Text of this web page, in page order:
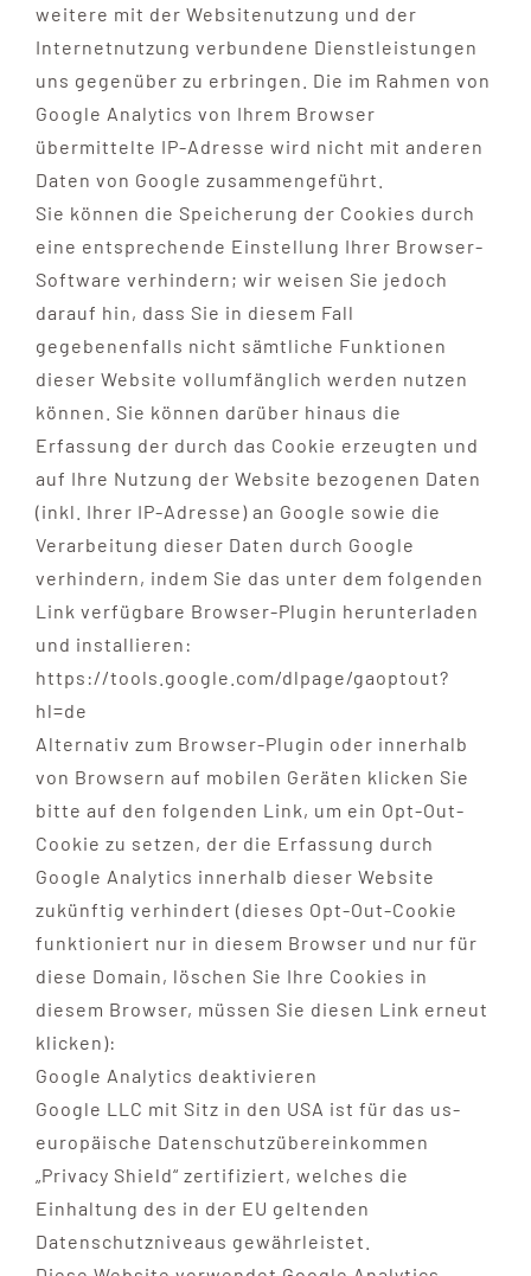
weitere mit der Websitenutzung und der
Internetnutzung verbundene Dienstleistungen
uns gegenüber zu erbringen. Die im Rahmen von
Google Analytics von Ihrem Browser
übermittelte IP-Adresse wird nicht mit anderen
Daten von Google zusammengeführt.
Sie können die Speicherung der Cookies durch
eine entsprechende Einstellung Ihrer Browser-
Software verhindern; wir weisen Sie jedoch
darauf hin, dass Sie in diesem Fall
gegebenenfalls nicht sämtliche Funktionen
dieser Website vollumfänglich werden nutzen
können. Sie können darüber hinaus die
Erfassung der durch das Cookie erzeugten und
auf Ihre Nutzung der Website bezogenen Daten
(inkl. Ihrer IP-Adresse) an Google sowie die
Verarbeitung dieser Daten durch Google
verhindern, indem Sie das unter dem folgenden
Link verfügbare Browser-Plugin herunterladen
und installieren:
https://tools.google.com/dlpage/gaoptout?
hl=de
Alternativ zum Browser-Plugin oder innerhalb
von Browsern auf mobilen Geräten klicken Sie
bitte auf den folgenden Link, um ein Opt-Out-
Cookie zu setzen, der die Erfassung durch
Google Analytics innerhalb dieser Website
zukünftig verhindert (dieses Opt-Out-Cookie
funktioniert nur in diesem Browser und nur für
diese Domain, löschen Sie Ihre Cookies in
diesem Browser, müssen Sie diesen Link erneut
klicken):
Google Analytics deaktivieren
Google LLC mit Sitz in den USA ist für das us-
europäische Datenschutzübereinkommen
„Privacy Shield“ zertifiziert, welches die
Einhaltung des in der EU geltenden
Datenschutzniveaus gewährleistet.